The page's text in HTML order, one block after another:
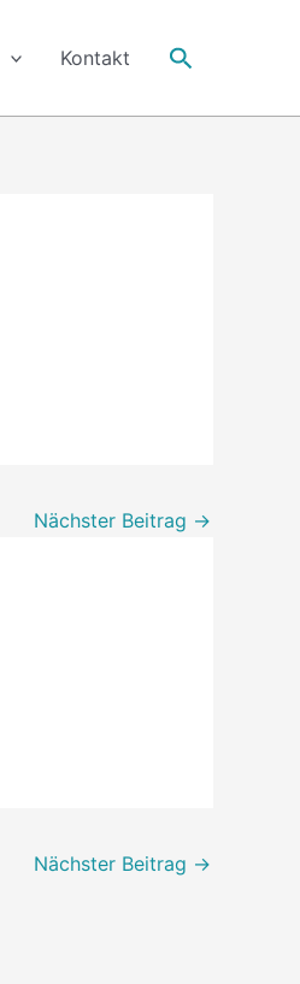
Kontakt Suche
Nächster Beitrag →
Nächster Beitrag →